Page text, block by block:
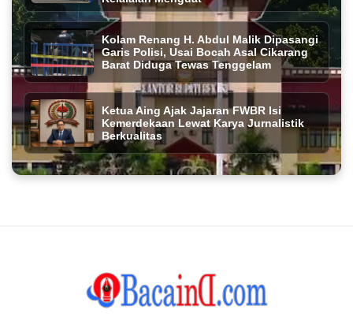
Kolam Renang H. Abdul Malik Dipasangi
Garis Polisi, Usai Bocah Asal Cikarang
Barat Diduga Tewas Tenggelam
Ketua Aing Ajak Jajaran FWBR Isi
Kemerdekaan Lewat Karya Jurnalistik
Berkualitas